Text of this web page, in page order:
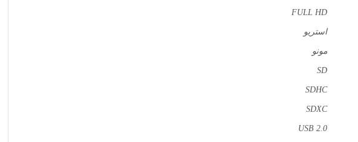
FULL HD
استریو
مونو
SD
SDHC
SDXC
USB 2.0